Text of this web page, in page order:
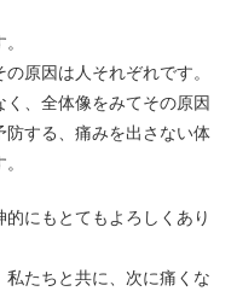
原因は人それぞれです。
、全体像をみてその原因
防する、痛みを出さない体
にもとてもよろしくあり
たちと共に、次に痛くな